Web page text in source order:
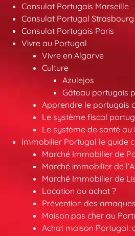
Consulat Portugais Marseille
Consulat Portugal Strasbourg
Consulat Portugais Paris
Vivre au Portugal
Vivre en Algarve
Culture
Azulejos
Gâteau portugais
Apprendre le portugais
Le système fiscal
Le système de santé au
Immobilier Portugal le guide
Marché Immobilier de
Marché immobilier de
Marché Immobilier de
Location ou achat ?
Prévention des arnaques
Maison pas cher au
Achat maison Portugal: